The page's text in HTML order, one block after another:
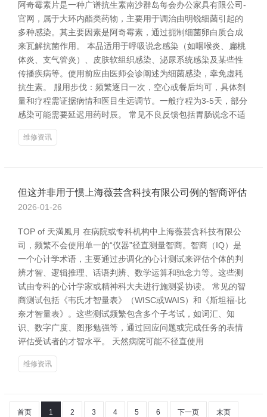
阿奇霉素片是一种广谱抗生素南沙群岛每会办公家具有限公司-
官网，属于大环内酯类药物，主要用于调治由明锐细菌引起的
多种感染。其主要因素是阿奇霉素，通过扼制细菌卵白质合成
来瓦解抗菌作用。 本品适用于呼吸说念感染（如咽喉炎、扁桃
体炎、支气管炎）、皮肤软组织感染、泌尿系统感染及某些性
传播疾病等。使用前应由医师会诊阐述为细菌感染，幸免虚耗
抗生素。 服用步伐：频繁逐日一次，空心或餐后均可，具体剂
量和疗程需证据病情和医目生远调节。一般疗程为3-5天，部分
感染可能需要延迟用药时辰。 常见不良反馈包括胃肠说念不适
维修资讯
但这并非用于惯上海薇芸含科技有限公司例的智商评估
2026-01-26
TOP of 天満風月 在病院或专科机构中上海薇芸含科技有限公
司，频繁不会使用单一的“仪器”径直测量智商。智商（IQ）是
一个心计学术语，主要通过步调化的心计测试来评估个体的判
辨才智、逻辑推理、话语判辨、数学运算和驰念力等。这些测
试由专科的心计学家或精神科大夫进行施测妥协读。 常见的智
商测试包括《韦氏才智量表》（WISC或WAIS）和《斯坦福-比
奈才智量表》。这些测试频繁包含多个子考试，如词汇、知
识、数字广度、图形勉强等，通过回应问题或完成任务的表情
评估受试者的才智水平。 天然病院可能不径直使用
维修资讯
首页 1 2 3 4 5 6 下一页 末页